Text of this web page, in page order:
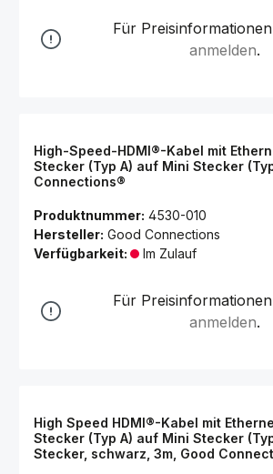
Für
anmelden.
High-Speed-HDMI®-Kabel mit
Stecker (Typ A) auf Mini Stecker
Connections®
Produktnummer: 4530-010
Hersteller: Good Connections
Verfügbarkeit:
Im Zulauf
Für
anmelden.
High Speed HDMI®-Kabel mit
Stecker (Typ A) auf Mini Stecker
Stecker, schwarz, 3m, Good